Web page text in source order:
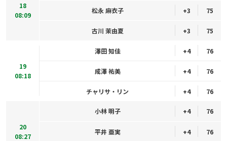
18
08:09
松永 麻衣子 +3 75
古川 茉由夏 +3 75
19
08:18
澤田 知佳 +4 76
成澤 祐美 +4 76
チャリサ・リン +4 76
20
08:27
小林 明子 +4 76
平井 亜実 +4 76